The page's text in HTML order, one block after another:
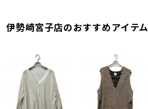
伊勢崎宮子店のおすすめアイテム